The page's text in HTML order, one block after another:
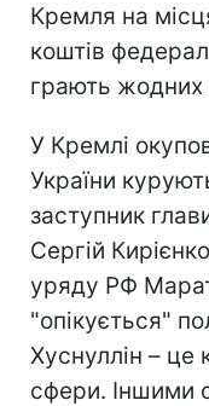
Кремля на
коштів
грають жодних
У Кремлі
України
заступник
Сергій
уряду РФ
"опікується"
Хуснуллін – це
сфери. Іншими